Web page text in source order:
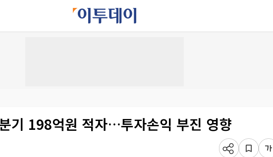
기 198억원 적자…투자손익 부진 영향